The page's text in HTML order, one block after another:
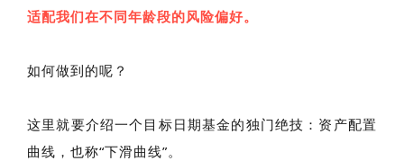
适配我们在不同年龄段的风险偏好。
如何做到的呢？
这里就要介绍一个目标日期基金的独门绝技：资产配置
曲线，也称“下滑曲线”。